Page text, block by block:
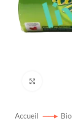
Accueil Bio